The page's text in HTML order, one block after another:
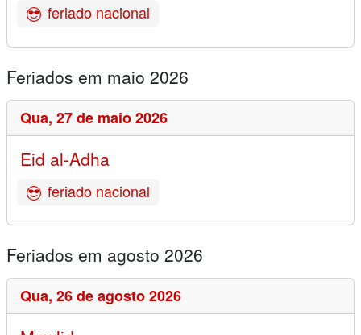
feriado nacional
Feriados em maio 2026
Qua, 27 de maio 2026
Eid al-Adha
feriado nacional
Feriados em agosto 2026
Qua, 26 de agosto 2026